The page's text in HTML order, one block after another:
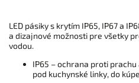
LED pásiky s krytím IP65, IP67 a
a dizajnové možnosti pre všetky
vodou.
IP65 – ochrana proti
pod kuchynské linky, do